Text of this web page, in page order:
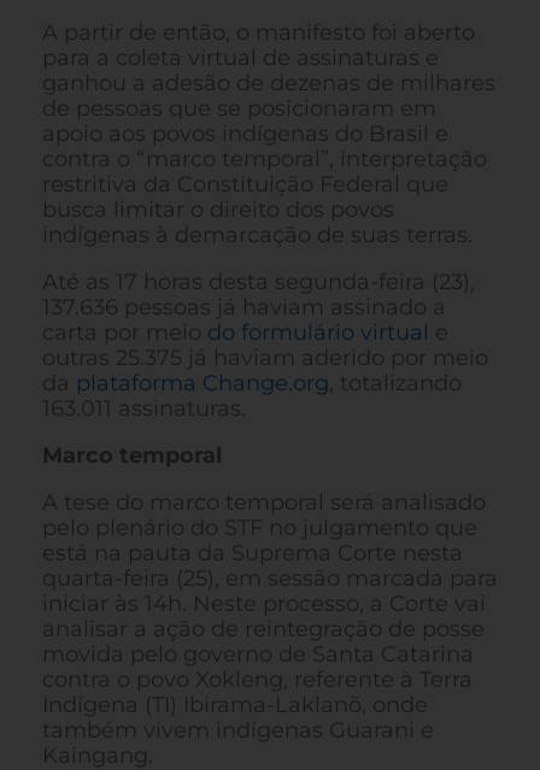
A partir de então, o manifesto foi aberto
para a coleta virtual de assinaturas e
ganhou a adesão de dezenas de milhares
de pessoas que se posicionaram em
apoio aos povos indígenas do Brasil e
contra o “marco temporal”, interpretação
restritiva da Constituição Federal que
busca limitar o direito dos povos
indígenas à demarcação de suas terras.
Até as 17 horas desta segunda-feira (23),
137.636 pessoas já haviam assinado a
carta por meio do formulário virtual e
outras 25.375 já haviam aderido por meio
da plataforma Change.org, totalizando
163.011 assinaturas.
Marco temporal
A tese do marco temporal será analisado
pelo plenário do STF no julgamento que
está na pauta da Suprema Corte nesta
quarta-feira (25), em sessão marcada para
iniciar às 14h. Neste processo, a Corte vai
analisar a ação de reintegração de posse
movida pelo governo de Santa Catarina
contra o povo Xokleng, referente à Terra
Indígena (TI) Ibirama-Laklanõ, onde
também vivem indígenas Guarani e
Kaingang.